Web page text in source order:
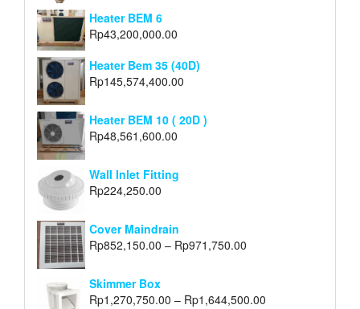
Heater BEM 6
Rp43,200,000.00
Heater Bem 35 (40D)
Rp145,574,400.00
Heater BEM 10 ( 20D )
Rp48,561,600.00
Wall Inlet Fitting
Rp224,250.00
Cover Maindrain
Rp852,150.00 – Rp971,750.00
Skimmer Box
Rp1,270,750.00 – Rp1,644,500.00